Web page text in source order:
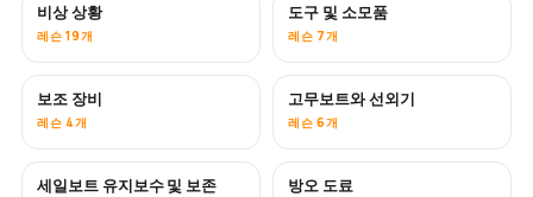
비상 상황
레슨 19개
도구 및 소모품
레슨 7개
보조 장비
레슨 4개
고무보트와 선외기
레슨 6개
세일보트 유지보수 및 보존 곧 공개
방오 도료